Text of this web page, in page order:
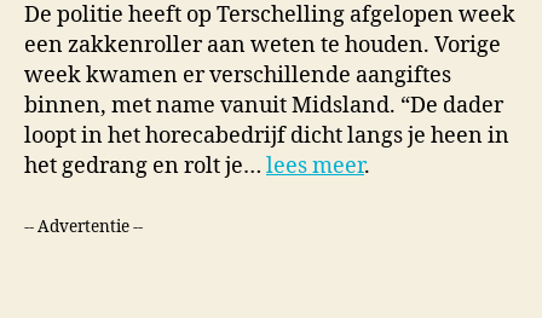
De politie heeft op Terschelling afgelopen week
een zakkenroller aan weten te houden. Vorige
week kwamen er verschillende aangiftes
binnen, met name vanuit Midsland. “De dader
loopt in het horecabedrijf dicht langs je heen in
het gedrang en rolt je… lees meer.
-- Advertentie --